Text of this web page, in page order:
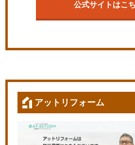
公式サイトはこ
アットリフォーム